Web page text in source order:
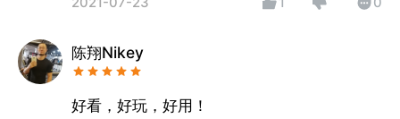
陈翔Nikey
好看，好玩，好用！